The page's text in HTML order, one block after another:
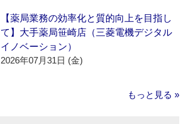
【薬局業務の効率化と質的向上を目指し
て】大手薬局笹崎店（三菱電機デジタル
イノベーション）
2026年07月31日 (金)
もっと見る »